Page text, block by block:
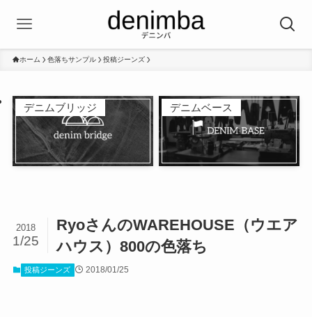
ホーム 色落ちサンプル 投稿ジーンズ
デニムブリッジ デニムベース
RyoさんのWAREHOUSE（ウエア
ハウス）800の色落ち
2018
1/25
投稿ジーンズ 2018/01/25